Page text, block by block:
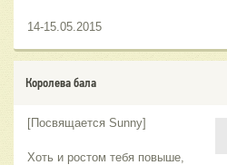
14-15.05.2015
Королева бала
[Посвящается Sunny]
Хоть и ростом тебя повыше,